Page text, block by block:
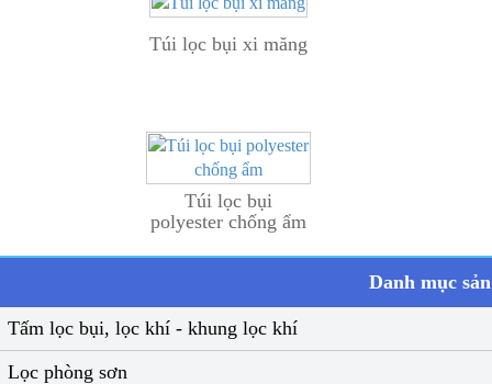
Túi lọc bụi xi măng
Túi lọc bụi
polyester chống ẩm
Danh mục
Tấm lọc bụi, lọc khí - khung lọc khí
Lọc phòng sơn